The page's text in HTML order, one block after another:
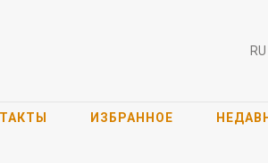
RU
ИЗБРАННОЕ